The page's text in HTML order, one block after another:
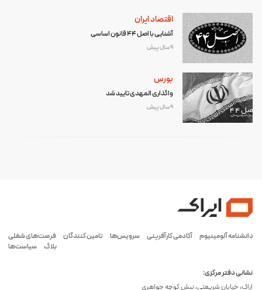
اقتصاد ایران
آشنایی با اصل ۴۴ قانون اساسی
9 سال پیش
بورس
واگذاری المهدی تایید شد
9 سال پیش
دانشنامه آلومینیوم آکادمی کارآفرینی سرویس‌ها تامین کنندگان
فرصت‌های شغلی
بلاگ
سیاست‌ها
نشانی دفتر مرکزی:
اراک، خیابان شریعتی، نبش کوچه جواهری